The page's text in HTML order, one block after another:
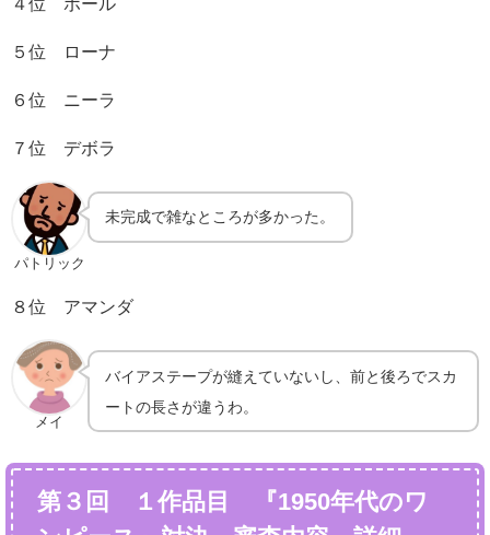
４位 ポール
５位 ローナ
６位 ニーラ
７位 デボラ
パトリック
未完成で雑なところが多かった。
８位 アマンダ
メイ
バイアステープが縫えていないし、前と後ろでスカ
ートの長さが違うわ。
第３回 １作品目 『1950年代のワ